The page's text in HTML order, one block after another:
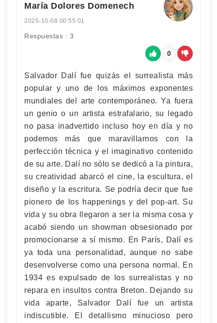
María Dolores Domenech
2025-10-08 00:55:01
Respuestas : 3
0
Salvador Dalí fue quizás el surrealista más
popular y uno de los máximos exponentes
mundiales del arte contemporáneo. Ya fuera
un genio o un artista estrafalario, su legado
no pasa inadvertido incluso hoy en día y no
podemos más que maravillarnos con la
perfección técnica y el imaginativo contenido
de su arte. Dalí no sólo se dedicó a la pintura,
su creatividad abarcó el cine, la escultura, el
diseño y la escritura. Se podría decir que fue
pionero de los happenings y del pop-art. Su
vida y su obra llegaron a ser la misma cosa y
acabó siendo un showman obsesionado por
promocionarse a sí mismo. En París, Dalí es
ya toda una personalidad, aunque no sabe
desenvolverse como una persona normal. En
1934 es expulsado de los surrealistas y no
repara en insultos contra Breton. Dejando su
vida aparte, Salvador Dalí fue un artista
indiscutible. El detallismo minucioso pero